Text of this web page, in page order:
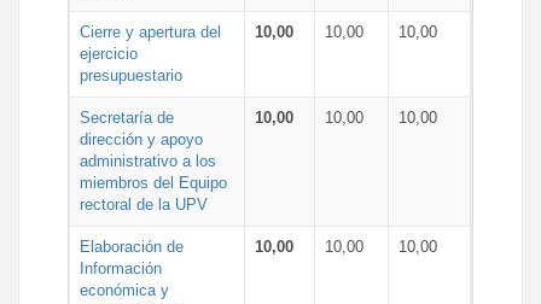
Cierre y apertura del
ejercicio
presupuestario
10,00 10,00 10,00
Secretaría de
dirección y apoyo
administrativo a los
miembros del Equipo
rectoral de la UPV
10,00 10,00 10,00
Elaboración de
Información
económica y
10,00 10,00 10,00